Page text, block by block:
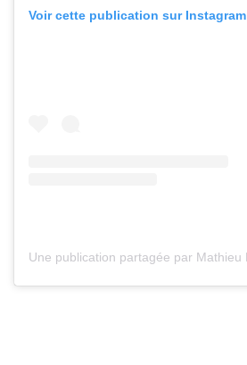
Voir cette publication sur Instagram